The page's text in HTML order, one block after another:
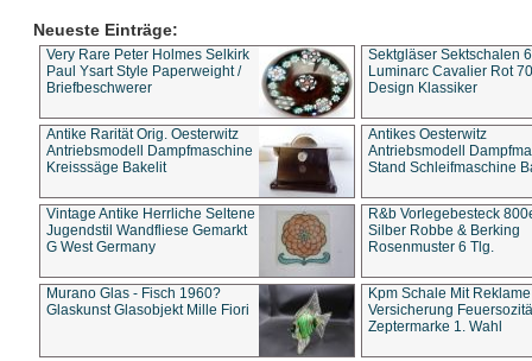
Neueste Einträge:
Very Rare Peter Holmes Selkirk
Paul Ysart Style Paperweight /
Briefbeschwerer
Sektgläser Sektschalen
Luminarc Cavalier Rot
Design Klassiker
Antike Rarität Orig. Oesterwitz
Antriebsmodell Dampfmaschine
Kreisssäge Bakelit
Antikes Oesterwitz
Antriebsmodell
Stand Schleifmaschine
Vintage Antike Herrliche Seltene
Jugendstil Wandfliese Gemarkt
G West Germany
R&b Vorlegebesteck
Silber Robbe & Berking
Rosenmuster 6 Tlg.
Murano Glas - Fisch 1960?
Glaskunst Glasobjekt Mille Fiori
Kpm Schale Mit Reklame
Versicherung
Zeptermarke 1. Wahl